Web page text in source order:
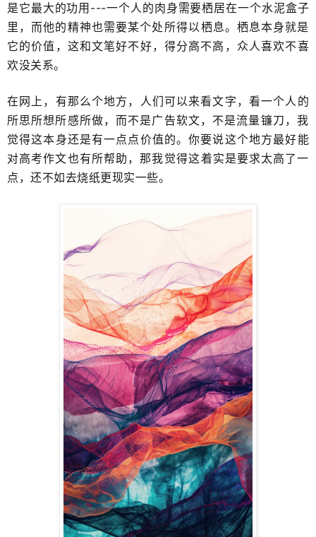
是它最大的功用---一个人的肉身需要栖居在一个水泥盒子
里，而他的精神也需要某个处所得以​栖息。栖息本身就是
它的价值，这和文笔好不好，得分高不高，众人喜欢不喜
欢没关系。
在网上，有那么个地方，人们可以来看文字，看一个人的
所思所想所感所做，而不是广告软文，不是流量镰刀，​我
觉得这本身还是有一点点价值的。你要说这个地方最好能
对高考作文也有所帮助，那我觉得​这着实是要求太高了一
点，还不如去烧纸更现实一些。